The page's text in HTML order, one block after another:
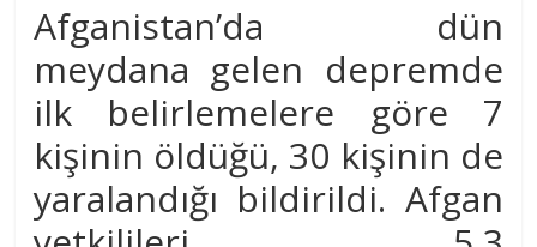
Afganistan’da dün
meydana gelen depremde
ilk belirlemelere göre 7
kişinin öldüğü, 30 kişinin de
yaralandığı bildirildi. Afgan